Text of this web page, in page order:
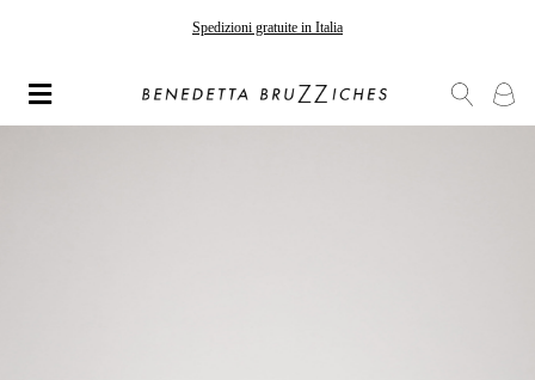
Spedizioni gratuite in Italia